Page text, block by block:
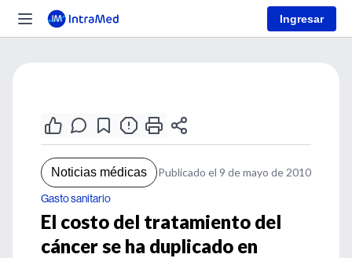
Ingresar
Noticias médicas Publicado el 9 de mayo de 2010
Gasto sanitario
El costo del tratamiento del
cáncer se ha duplicado en